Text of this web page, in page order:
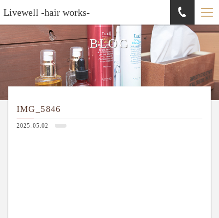
Livewell -hair works-
BLOG
IMG_5846
2025.05.02